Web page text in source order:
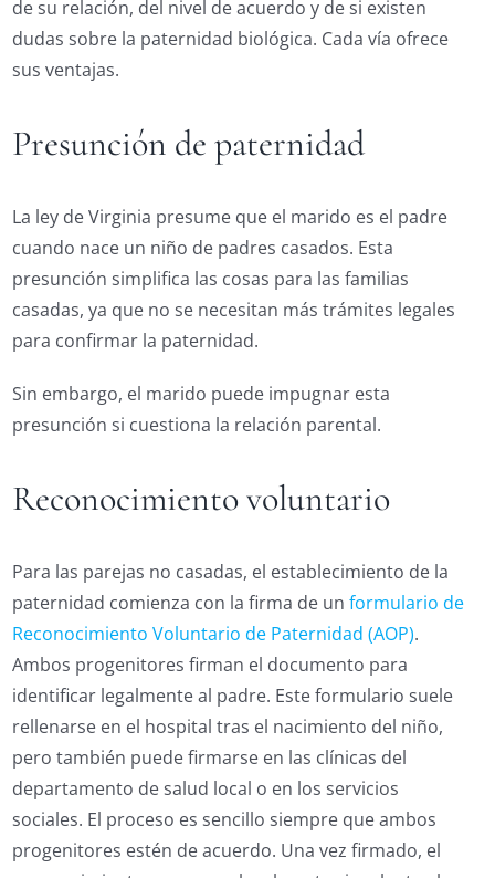
de su relación, del nivel de acuerdo y de si existen
dudas sobre la paternidad biológica. Cada vía ofrece
sus ventajas.
Presunción de paternidad
La ley de Virginia presume que el marido es el padre
cuando nace un niño de padres casados. Esta
presunción simplifica las cosas para las familias
casadas, ya que no se necesitan más trámites legales
para confirmar la paternidad.
Sin embargo, el marido puede impugnar esta
presunción si cuestiona la relación parental.
Reconocimiento voluntario
Para las parejas no casadas, el establecimiento de la
paternidad comienza con la firma de unformulario de
Reconocimiento Voluntario de Paternidad (AOP).
Ambos progenitores firman el documento para
identificar legalmente al padre. Este formulario suele
rellenarse en el hospital tras el nacimiento del niño,
pero también puede firmarse en las clínicas del
departamento de salud local o en los servicios
sociales. El proceso es sencillo siempre que ambos
progenitores estén de acuerdo. Una vez firmado, el